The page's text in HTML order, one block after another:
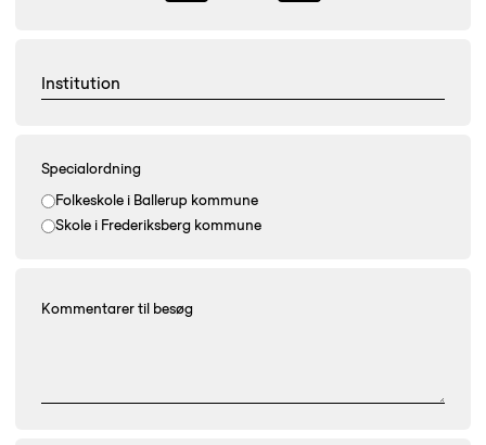
Specialordning
Folkeskole i Ballerup kommune
Skole i Frederiksberg kommune
Kommentarer til besøg